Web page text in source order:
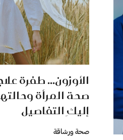
الأوزون... طفرة
صحة المرأة
إليكِ التفاصيل
صحة ورشاقة